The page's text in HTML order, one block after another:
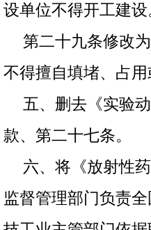
设单位不得开工建设
第二十九条修改
不得擅自填堵、占用
五、删去《实验
款、第二十七条。
六、将《放射性
监督管理部门负责